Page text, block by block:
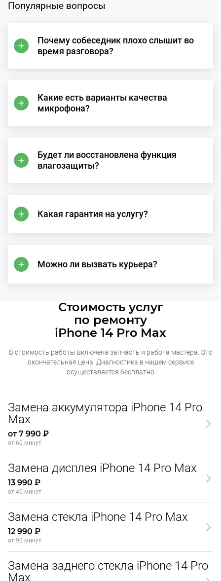
Популярные вопросы
Почему собеседник плохо слышит во
время разговора?
Какие есть варианты качества
микрофона?
Будет ли восстановлена функция
влагозащиты?
Какая гарантия на услугу?
Можно ли вызвать курьера?
Стоимость услуг
по ремонту
iPhone 14 Pro Max
В стоимость работы включена запчасть и работа мастера. Это
окончательная цена. Диагностика в нашем сервисе
осуществляется бесплатно
Замена аккумулятора iPhone 14 Pro
Max
от 7 990 ₽
от 60 минут
Замена дисплея iPhone 14 Pro Max
13 990 ₽
от 40 минут
Замена стекла iPhone 14 Pro Max
12 990 ₽
от 90 минут
Замена заднего стекла iPhone 14 Pro
Max